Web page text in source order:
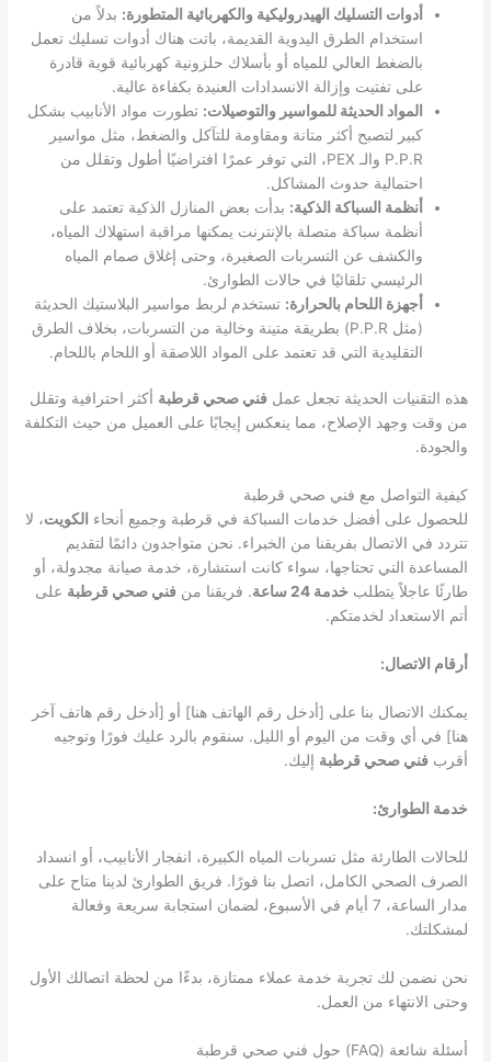
أدوات التسليك الهيدروليكية والكهربائية المتطورة: بدلاً من
استخدام الطرق اليدوية القديمة، باتت هناك أدوات تسليك تعمل
بالضغط العالي للمياه أو بأسلاك حلزونية كهربائية قوية قادرة
على تفتيت وإزالة الانسدادات العنيدة بكفاءة عالية.
المواد الحديثة للمواسير والتوصيلات: تطورت مواد الأنابيب بشكل
كبير لتصبح أكثر متانة ومقاومة للتآكل والضغط، مثل مواسير
P.P.R والـ PEX، التي توفر عمرًا افتراضيًا أطول وتقلل من
احتمالية حدوث المشاكل.
أنظمة السباكة الذكية: بدأت بعض المنازل الذكية تعتمد على
أنظمة سباكة متصلة بالإنترنت يمكنها مراقبة استهلاك المياه،
والكشف عن التسربات الصغيرة، وحتى إغلاق صمام المياه
الرئيسي تلقائيًا في حالات الطوارئ.
أجهزة اللحام بالحرارة: تستخدم لربط مواسير البلاستيك الحديثة
(مثل P.P.R) بطريقة متينة وخالية من التسربات، بخلاف الطرق
التقليدية التي قد تعتمد على المواد اللاصقة أو اللحام باللحام.
هذه التقنيات الحديثة تجعل عملفني صحي قرطبة أكثر احترافية وتقلل
من وقت وجهد الإصلاح، مما ينعكس إيجابًا على العميل من حيث التكلفة
والجودة.
كيفية التواصل مع فني صحي قرطبة
للحصول على أفضل خدمات السباكة في قرطبة وجميع أنحاء الكويت، لا
تتردد في الاتصال بفريقنا من الخبراء. نحن متواجدون دائمًا لتقديم
المساعدة التي تحتاجها، سواء كانت استشارة، خدمة صيانة مجدولة، أو
طارئًا عاجلاً يتطلب خدمة 24 ساعة . فريقنا منفني صحي قرطبة على
أتم الاستعداد لخدمتكم.
أرقام الاتصال:
يمكنك الاتصال بنا على [أدخل رقم الهاتف هنا] أو [أدخل رقم هاتف آخر
هنا] في أي وقت من اليوم أو الليل. سنقوم بالرد عليك فورًا وتوجيه
أقربفني صحي قرطبة إليك.
خدمة الطوارئ:
للحالات الطارئة مثل تسربات المياه الكبيرة، انفجار الأنابيب، أو انسداد
الصرف الصحي الكامل، اتصل بنا فورًا. فريق الطوارئ لدينا متاح على
مدار الساعة، 7 أيام في الأسبوع، لضمان استجابة سريعة وفعالة
لمشكلتك.
نحن نضمن لك تجربة خدمة عملاء ممتازة، بدءًا من لحظة اتصالك الأول
وحتى الانتهاء من العمل.
أسئلة شائعة (FAQ) حول فني صحي قرطبة